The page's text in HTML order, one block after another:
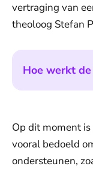
vertraging van
theoloog Stefan
Hoe werkt
Op dit moment
vooral bedoeld
ondersteunen,